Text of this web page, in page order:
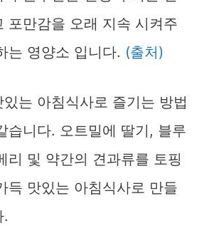
포만감을 오래 지속 시켜주
는 영양소 입니다. (출처)
는 아침식사로 즐기는 방법
습니다. 오트밀에 딸기, 블루
리 및 약간의 견과류를 토핑
득 맛있는 아침식사로 만들
.